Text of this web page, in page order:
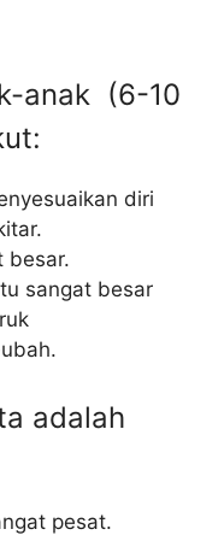
anak (6-10
diri
besar.
sangat besar
adalah
pesat.